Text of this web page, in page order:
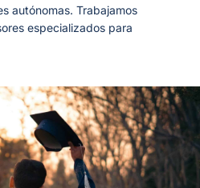
autónomas. Trabajamos
especializados para